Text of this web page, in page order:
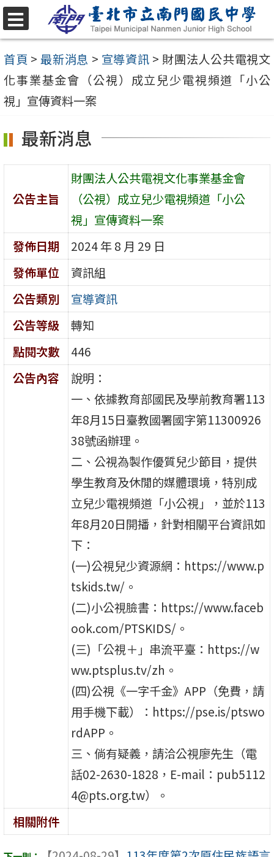
跳
至
主
要
內
區
選
單
首頁 > 最新消息 > 宣導資訊 > 財團法人公共電視文
化事業基金會（公視）成立兒少電視頻道「小公
視」宣傳資料一案
最新消息
公告主旨
財團法人公共電視文化事業基金會
（公視）成立兒少電視頻道「小公
視」宣傳資料一案
發佈日期
2024 年 8 月 29 日
發佈單位
資訊組
公告類別
宣導資訊
公告等級
轉知
點閱次數
446
公告內容
說明：
一、依據教育部國民及學前教育署113
年8月15日臺教國署國字第11300926
38號函辦理。
二、公視為製作優質兒少節目，提供
學生教育及休閒的媒體環境，特別成
立兒少電視頻道「小公視」，並於113
年8月20日開播，針對相關平台資訊如
下：
(一)公視兒少資源網：https://www.p
tskids.tw/。
(二)小公視臉書：https://www.faceb
ook.com/PTSKIDS/。
(三)「公視＋」串流平臺：https://w
ww.ptsplus.tv/zh。
(四)公視《一字千金》APP（免費，請
用手機下載）：https://pse.is/ptswo
rdAPP。
三、倘有疑義，請洽公視廖先生（電
話02-2630-1828，E-mail：pub5112
4@pts.org.tw）。
相關附件